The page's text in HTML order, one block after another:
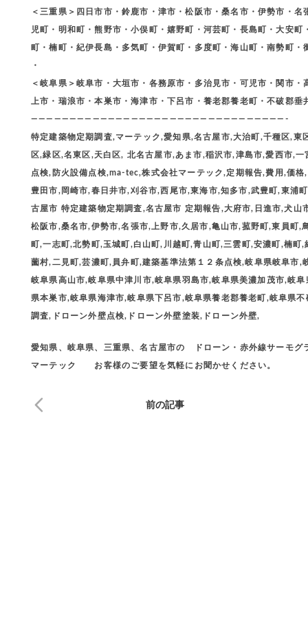
＜三重県＞四日市市・鈴鹿市・津市・松阪市・桑名市・伊勢市・
児町・明和町・熊野市・小俣町・嬉野町・河芸町・長島町・大安
町・楠町・紀伊長島・多気町・伊賀町・多度町・海山町・南勢町
・
＜岐阜県＞岐阜市・大垣市・各務原市・多治見市・可児市・関市
上市・瑞浪市・本巣市・海津市・下呂市・養老郡養老町・不破郡垂
—————————————————————————————————-
特定建築物定期調査,マーテック,愛知県,名古屋市,大治町,千種区,
区,緑区,名東区,天白区, 北名古屋市,あま市,稲沢市,津島市,愛西市,
点検,防火設備点検,ma-tec,株式会社マーテック,定期報告,費用,価
豊田市,岡崎市,春日井市,刈谷市,西尾市,東海市,知多市,武豊町,東浦
古屋市 特定建築物定期調査,名古屋市 定期報告,大府市,日進市,犬
松阪市,桑名市,伊勢市,名張市,上野市,久居市,亀山市,菰野町,東員町
町,一志町,北勢町,玉城町,白山町,川越町,青山町,三雲町,安濃町,楠
薗村,二見町,芸濃町,員弁町,建築基準法第１２条点検,岐阜県岐阜市
岐阜県高山市,岐阜県中津川市,岐阜県羽島市,岐阜県美濃加茂市,岐
県本巣市,岐阜県海津市,岐阜県下呂市,岐阜県養老郡養老町,岐阜県
調査,ドローン外壁点検,ドローン外壁塗装,ドローン外壁,
愛知県、岐阜県、三重県、名古屋市の ドローン・赤外線サーモ
マーテック お客様のご要望を気軽にお聞かせください。
前の記事